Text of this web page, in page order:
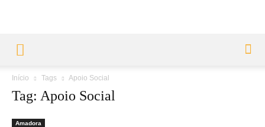
Início Tags Apoio Social
Tag: Apoio Social
Amadora